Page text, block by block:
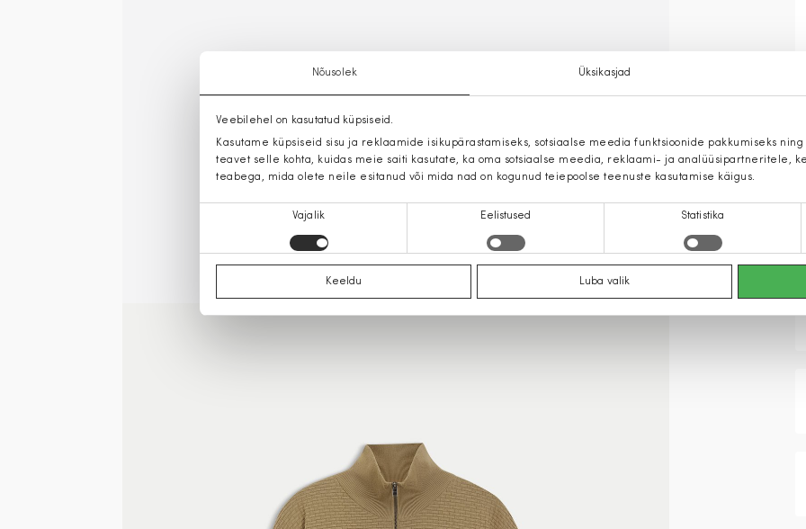
Nõusolek Üksikasjad
Veebilehel on kasutatud küpsiseid.
Kasutame küpsiseid sisu ja reklaamide isikupärastamiseks, sotsiaalse meedia funktsioonide pakkumiseks
teavet selle kohta, kuidas meie saiti kasutate, ka oma sotsiaalse meedia, reklaami- ja analüüsipartneritele,
teabega, mida olete neile esitanud või mida nad on kogunud teiepoolse teenuste kasutamise käigus.
Vajalik Eelistused Statistika
Keeldu Luba valik